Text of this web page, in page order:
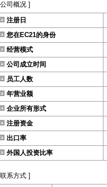
司概况 ]
注册日
您在EC21的身份
经营模式
公司成立时间
员工人数
年营业额
企业所有形式
注册资金
出口率
外国人投资比率
系方式 ]